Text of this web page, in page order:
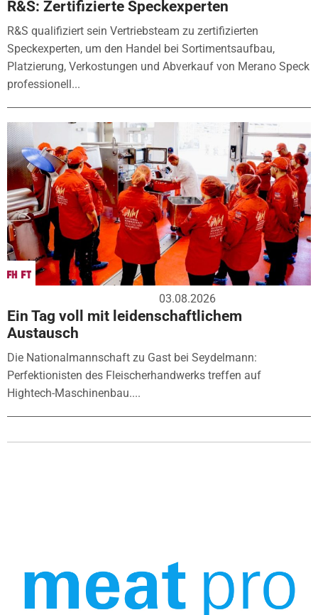
R&S: Zertifizierte Speckexperten
R&S qualifiziert sein Vertriebsteam zu zertifizierten
Speckexperten, um den Handel bei Sortimentsaufbau,
Platzierung, Verkostungen und Abverkauf von Merano Speck
professionell...
03.08.2026
Ein Tag voll mit leidenschaftlichem
Austausch
Die Nationalmannschaft zu Gast bei Seydelmann:
Perfektionisten des Fleischerhandwerks treffen auf
Hightech-Maschinenbau....